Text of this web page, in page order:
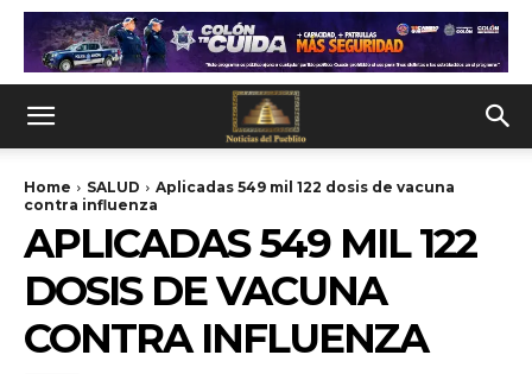
Home SALUD
Aplicadas 549 mil 122 dosis de vacuna
contra influenza
APLICADAS 549 MIL 122
DOSIS DE VACUNA
CONTRA INFLUENZA